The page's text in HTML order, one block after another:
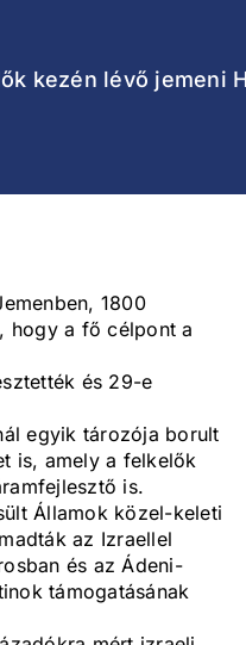
kezén lévő jemeni
1800
hogy a fő célpont a
és 29-e
egyik tározója borult
is, amely a felkelők
is.
Államok közel-keleti
az Izraellel
és az Ádeni-
támogatásának